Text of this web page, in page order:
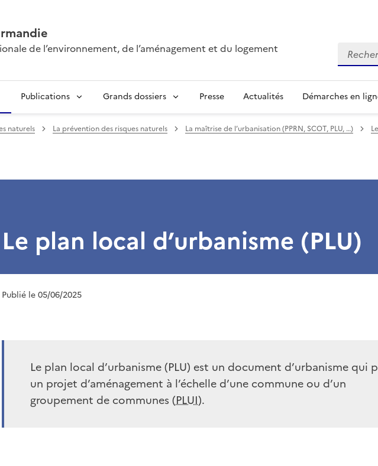
de l’environnement, de l’aménagement et du logement Recherche
Publications Grands dossiers Presse Actualités Démarches en
naturels La prévention des risques naturels La maîtrise de l’urbanisation (PPRN, SCOT, PLU, …)
Le plan local d’urbanisme (PLU)
Publié le 05/06/2025
Le plan local d’urbanisme (PLU) est un document d’urbanisme qui
un projet d’aménagement à l’échelle d’une commune ou d’un
groupement de communes (PLUI).